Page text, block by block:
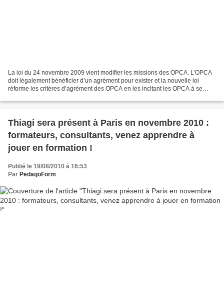
La loi du 24 novembre 2009 vient modifier les missions des OPCA. L’OPCA
doit légalement bénéficier d’un agrément pour exister et la nouvelle loi
réforme les critères d’agrément des OPCA en les incitant les OPCA à se
Thiagi sera présent à Paris en novembre 2010 :
formateurs, consultants, venez apprendre à
jouer en formation !
Publié le 19/08/2010 à 16:53
Par PedagoForm